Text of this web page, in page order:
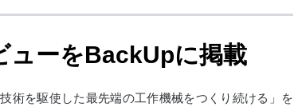
ューをBackUpに掲載
術を駆使した最先端の工作機械をつくり続ける」を